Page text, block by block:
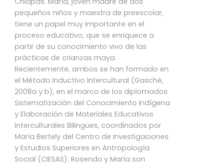
pequeños niños y maestra de preescolar,
tiene un papel muy importante en el
proceso educativo, que se enriquece a
partir de su conocimiento vivo de las
prácticas de crianzas maya.
Recientemente, ambos se han formado en
el Método Inductivo Intercultural (Gasché,
2008a y b), en el marco de los diplomados
Sistematización del Conocimiento Indígena
y Elaboración de Materiales Educativos
Interculturales Bilingües, coordinados por
María Bertely del Centro de Investigaciones
y Estudios Superiores en Antropología
Social (CIESAS). Rosendo y María son